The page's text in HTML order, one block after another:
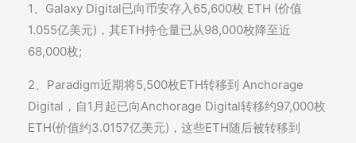
1、Galaxy Digital已向币安存入65,600枚 ETH (价值
1.055亿美元)，其ETH持仓量已从98,000枚降至近
68,000枚;
2、Paradigm近期将5,500枚ETH转移到 Anchorage
Digital，自1月起已向Anchorage Digital转移约97,000枚
ETH(价值约3.0157亿美元)，这些ETH随后被转移到